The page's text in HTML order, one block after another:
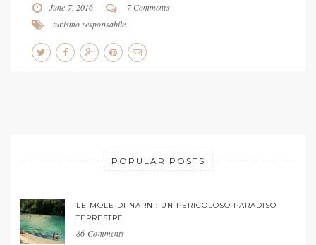
June 7, 2016
7 Comments
turismo responsabile
POPULAR POSTS
LE MOLE DI NARNI: UN PERICOLOSO PARADISO
TERRESTRE
86 Comments